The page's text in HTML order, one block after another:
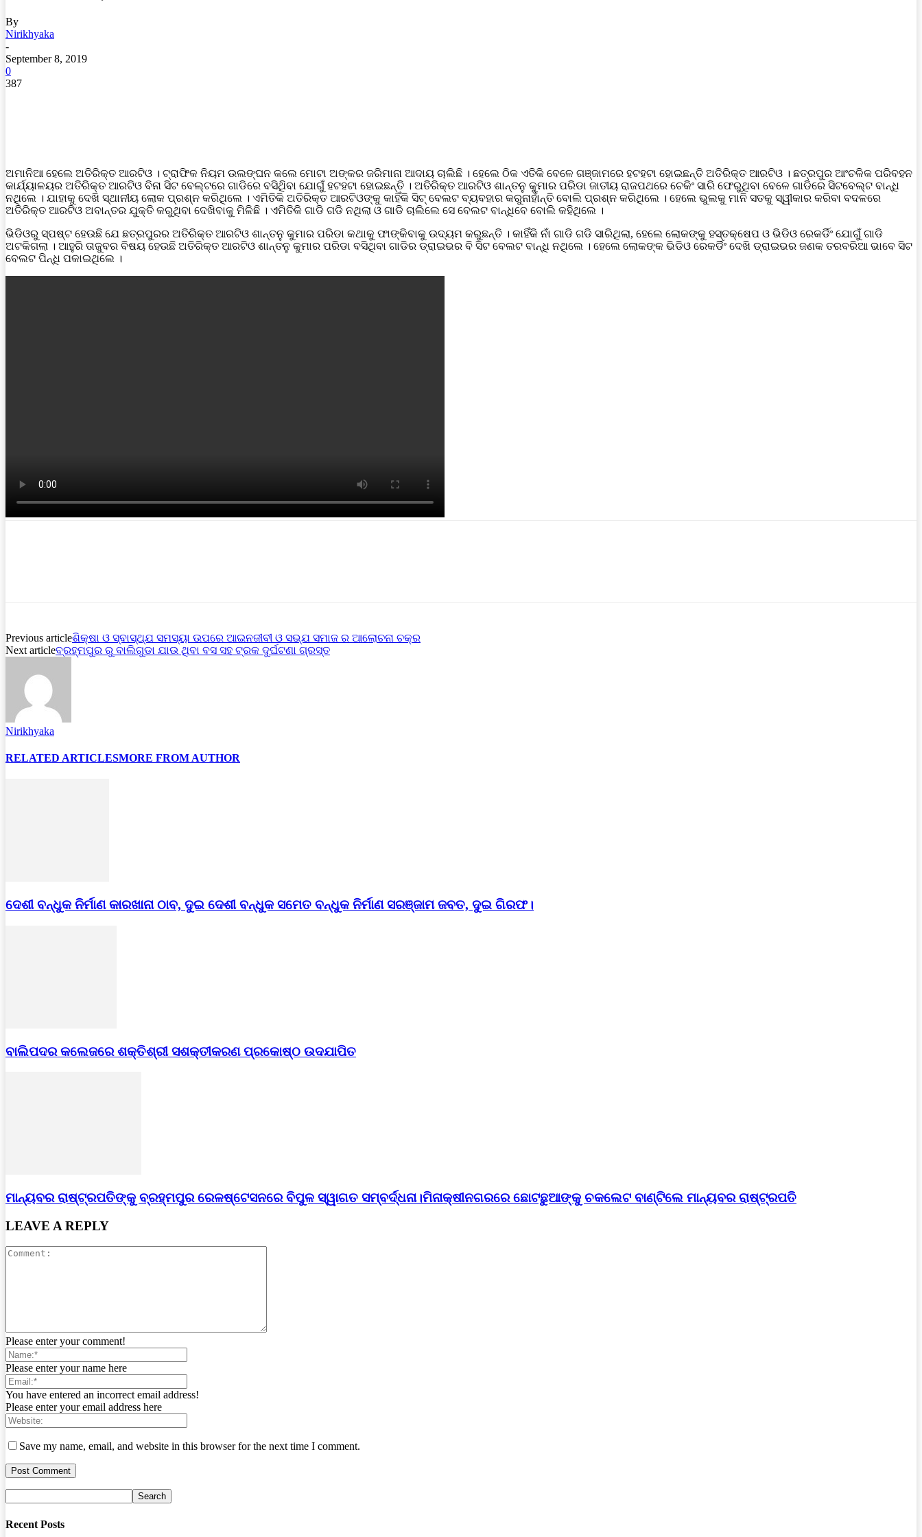
By
Nirikhyaka
-
September 8, 2019
0
387
ଅମାନିଆ ହେଲେ ଅତିରିକ୍ତ ଆରଟିଓ । ଟ୍ରାଫିକ ନିୟମ ଉଲଙ୍ଘନ କଲେ ମୋଟା ଅଙ୍କର ଜରିମାନା ଆଦାୟ ଚାଲିଛି । ହେଲେ ଠିକ ଏତିକି ବେଳେ ଗଞ୍ଜାମରେ ହଟହଟା ହୋଇଛନ୍ତି ଅତିରିକ୍ତ ଆରଟିଓ । ଛତ୍ରପୁର ଆଂଚଳିକ ପରିବହନ
କାର୍ଯ୍ୟାଳୟର ଅତିରିକ୍ତ ଆରଟିଓ ବିନା ସିଟ ବେଲ୍ଟରେ ଗାଡିରେ ବସିଥିିବା ଯୋଗୁଁ ହଟହଟା ହୋଇଛନ୍ତି । ଅତିରିକ୍ତ ଆରଟିଓ ଶାନ୍ତନୁ କୁମାର ପରିଡା ଜାତୀୟ ରାଜପଥରେ ଚେକିଂ ସାରି ଫେରୁଥିବା ବେଳେ ଗାଡିରେ ସିଟବେଲ୍ଟ ବାନ୍ଧି
ନଥିଲେ । ଯାହାକୁ ଦେଖି ସ୍ଥାନୀୟ ଲୋକ ପ୍ରଶ୍ନ କରିଥିଲେ । ଏମିତିକି ଅତିରିକ୍ତ ଆରଟିଓଙ୍କୁ କାହିଁକି ସିଟ୍ ବେଲଟ ବ୍ୟବହାର କରୁନାହାଁନ୍ତି ବୋଲି ପ୍ରଶ୍ନ କରିଥିଲେ । ହେଲେ ଭୁଲକୁ ମାନି ସତକୁ ସ୍ୱୀକାର କରିବା ବଦଳରେ
ଅତିରିକ୍ତ ଆରଟିଓ ଅବାନ୍ତର ଯୁକ୍ତି କରୁଥିବା ଦେଖିବାକୁ ମିଳିଛି । ଏମିତିକି ଗାଡି ଗଡି ନଥିଲା ଓ ଗାଡି ଚାଲିଲେ ସେ ବେଲଟ ବାନ୍ଧିବେ ବୋଲି କହିଥିଲେ ।
ଭିଡିଓରୁ ସ୍ପଷ୍ଟ ହେଉଛି ଯେ ଛତ୍ରପୁରର ଅତିରିକ୍ତ ଆରଟିଓ ଶାନ୍ତନୁ କୁମାର ପରିଡା କଥାକୁ ଫାଙ୍କିବାକୁ ଉଦ୍ୟମ କରୁଛନ୍ତି । କାହିଁକି ନାଁ ଗାଡି ଗଡି ସାରିଥିଲା, ହେଲେ ଲୋକଙ୍କୁ ହସ୍ତକ୍ଷେପ ଓ ଭିଡିଓ ରେକର୍ଡିଂ ଯୋଗୁଁ ଗାଡି
ଅଟକିଗଲା । ଆହୁରି ତାଜୁବର ବିଷୟ ହେଉଛି ଅତିରିକ୍ତ ଆରଟିଓ ଶାନ୍ତନୁ କୁମାର ପରିଡା ବସିଥିବା ଗାଡିର ଡ୍ରାଇଭର ବି ସିଟ ବେଲଟ ବାନ୍ଧି ନଥିଲେ । ହେଲେ ଲୋକଙ୍କ ଭିଡିଓ ରେକର୍ଡିଂ ଦେଖି ଡ୍ରାଇଭର ଜଣକ ତରବରିଆ ଭାବେ ସିଟ
ବେଲଟ ପିନ୍ଧି ପକାଇଥିଲେ ।
Previous articleଶିକ୍ଷା ଓ ସ୍ବାସ୍ଥ୍ଯ ସମସ୍ୟା ଉପରେ ଆଇନଜୀବୀ ଓ ସଭ୍ଯ ସମାଜ ର ଆଲୋଚନା ଚକ୍ର
Next articleବ୍ରହ୍ମପୁର ରୁ ବାଲିଗୁଡା ଯାଉ ଥିବା ବସ ସହ ଟ୍ରକ ଦୁର୍ଘଟଣା ଗ୍ରସ୍ତ
Nirikhyaka
RELATED ARTICLESMORE FROM AUTHOR
ଦେଶୀ ବନ୍ଧୁକ ନିର୍ମାଣ କାରଖାନା ଠାବ, ଦୁଇ ଦେଶୀ ବନ୍ଧୁକ ସମେତ ବନ୍ଧୁକ ନିର୍ମାଣ ସରଞ୍ଜାମ ଜବତ, ଦୁଇ ଗିରଫ।
ବାଲିପଦର କଲେଜରେ ଶକ୍ତିଶ୍ରୀ ସଶକ୍ତୀକରଣ ପ୍ରକୋଷ୍ଠ ଉଦଯାପିତ
ମାନ୍ୟବର ରାଷ୍ଟ୍ରପତିଙ୍କୁ ବ୍ରହ୍ମପୁର ରେଳଷ୍ଟେସନରେ ବିପୁଳ ସ୍ୱାଗତ ସମ୍ବର୍ଦ୍ଧନା।ମିନାକ୍ଷୀନଗରରେ ଛୋଟଛୁଆଙ୍କୁ ଚକଲେଟ ବାଣ୍ଟିଲେ ମାନ୍ୟବର ରାଷ୍ଟ୍ରପତି
LEAVE A REPLY
Please enter your comment!
Please enter your name here
You have entered an incorrect email address!
Please enter your email address here
Save my name, email, and website in this browser for the next time I comment.
Recent Posts